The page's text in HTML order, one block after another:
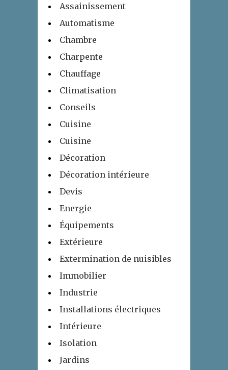
Assainissement
Automatisme
Chambre
Charpente
Chauffage
Climatisation
Conseils
Cuisine
Cuisine
Décoration
Décoration intérieure
Devis
Energie
Équipements
Extérieure
Extermination de nuisibles
Immobilier
Industrie
Installations électriques
Intérieure
Isolation
Jardins